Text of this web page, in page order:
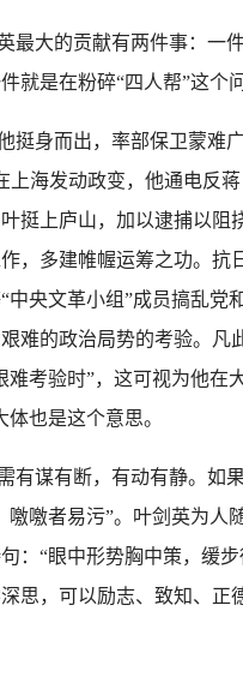
最大的贡献有两件事：一
就是在粉碎“四人帮”这
挺身而出，率部保卫蒙难
上海发动政变，他通电反
挺上庐山，加以逮捕以
，多建帷幄运筹之功。抗
中央文革小组”成员搞乱
难的政治局势的考验。
难考验时”，这可视为他
也是这个意思。
有谋有断，有动有静。如
噭噭者易污”。叶剑英为
：“眼中形势胸中策，缓
思，可以励志、致知、